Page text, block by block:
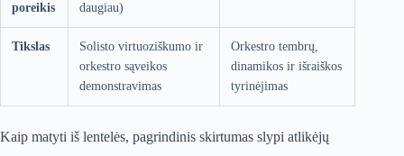
poreikis
daugiau)
Tikslas
Solisto virtuoziškumo ir
orkestro sąveikos
demonstravimas
Orkestro tembrų,
dinamikos ir išraiškos
tyrinėjimas
Kaip matyti iš lentelės, pagrindinis skirtumas slypi atlikėjų